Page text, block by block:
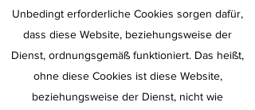
Unbedingt erforderliche Cookies sorgen dafür,
dass diese Website, beziehungsweise der
Dienst, ordnungsgemäß funktioniert. Das heißt,
ohne diese Cookies ist diese Website,
beziehungsweise der Dienst, nicht wie